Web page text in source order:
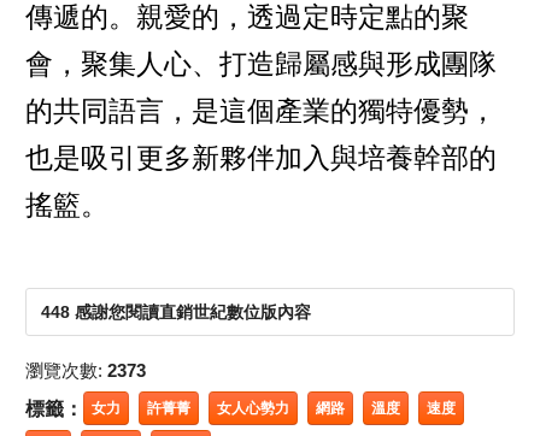
傳遞的。親愛的，透過定時定點的聚
會，聚集人心、打造歸屬感與形成團隊
的共同語言，是這個產業的獨特優勢，
也是吸引更多新夥伴加入與培養幹部的
搖籃。
448 感謝您閱讀直銷世紀數位版內容
瀏覽次數: 2373
標籤： 女力 許菁菁 女人心勢力 網路 溫度 速度